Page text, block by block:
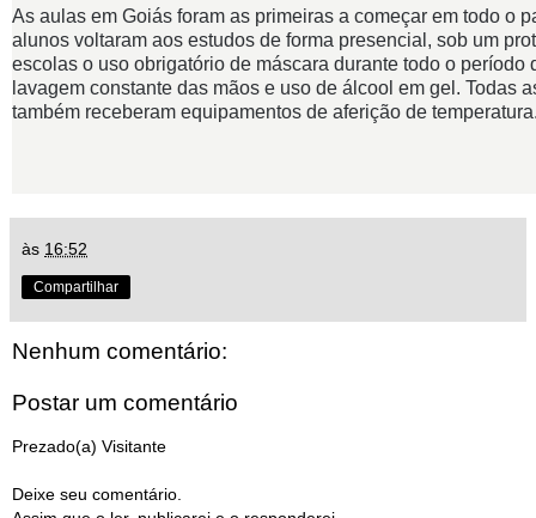
As aulas em Goiás foram as primeiras a começar em todo o
alunos voltaram aos estudos de forma presencial, sob um
escolas o uso obrigatório de máscara durante todo o
lavagem constante das mãos e uso de álcool em gel. Todas
também receberam equipamentos de aferição de
às 16:52
Compartilhar
Nenhum comentário:
Postar um comentário
Prezado(a) Visitante
Deixe seu comentário.